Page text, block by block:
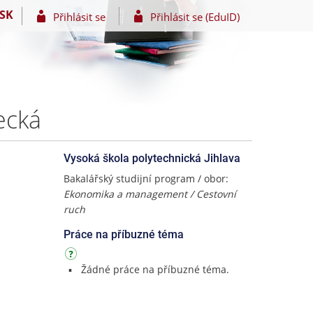
SK Přihlásit se Přihlásit se (EduID)
Vysoká škola polytechnická Jihlava
Bakalářský studijní program / obor:
Ekonomika a management / Cestovní
ruch
Práce na příbuzné téma
Žádné práce na příbuzné téma.